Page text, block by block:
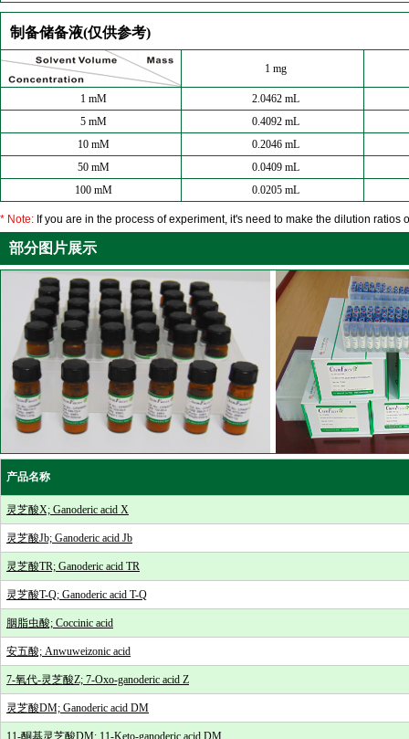
制备储备液(仅供参考)
1 mg
1 mM
2.0462 mL
5 mM
0.4092 mL
10 mM
0.2046 mL
50 mM
0.0409 mL
100 mM
0.0205 mL
* Note: If you are in the process of experiment, it's need to make the dilution
部分图片展示
产品名称
灵芝酸X; Ganoderic acid X
灵芝酸Jb; Ganoderic acid Jb
灵芝酸TR; Ganoderic acid TR
灵芝酸T-Q; Ganoderic acid T-Q
胭脂虫酸; Coccinic acid
安五酸; Anwuweizonic acid
7-氧代-灵芝酸Z; 7-Oxo-ganoderic acid Z
灵芝酸DM; Ganoderic acid DM
11-酮基灵芝酸DM; 11-Keto-ganoderic acid DM